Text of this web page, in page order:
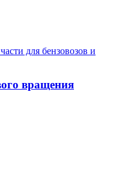
для бензовозов и
вращения